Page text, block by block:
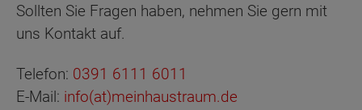
Sollten Sie Fragen haben, nehmen Sie gern mit
uns Kontakt auf.
Telefon: 0391 6111 6011
E-Mail: info(at)meinhaustraum.de